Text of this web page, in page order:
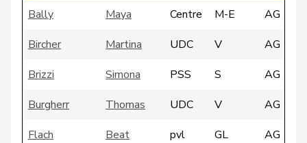
Bally Maya Centre M-E
AG
Bircher
Martina UDC V
AG
Brizzi
Simona PSS S
AG
Burgherr
Thomas UDC V
AG
Flach
Beat pvl GL
AG